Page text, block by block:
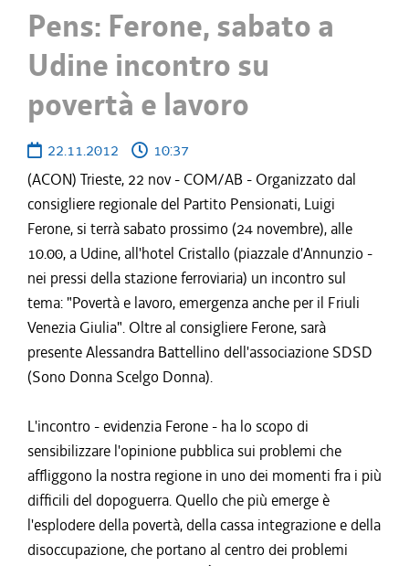
Pens: Ferone, sabato a
Udine incontro su
povertà e lavoro
22.11.2012
10:37
(ACON) Trieste, 22 nov - COM/AB - Organizzato dal
consigliere regionale del Partito Pensionati, Luigi
Ferone, si terrà sabato prossimo (24 novembre), alle
10.00, a Udine, all'hotel Cristallo (piazzale d'Annunzio -
nei pressi della stazione ferroviaria) un incontro sul
tema: "Povertà e lavoro, emergenza anche per il Friuli
Venezia Giulia". Oltre al consigliere Ferone, sarà
presente Alessandra Battellino dell'associazione SDSD
(Sono Donna Scelgo Donna).
L'incontro - evidenzia Ferone - ha lo scopo di
sensibilizzare l'opinione pubblica sui problemi che
affliggono la nostra regione in uno dei momenti fra i più
difficili del dopoguerra. Quello che più emerge è
l'esplodere della povertà, della cassa integrazione e della
disoccupazione, che portano al centro dei problemi